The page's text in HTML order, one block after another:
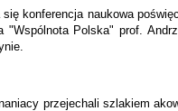
kon­ferencja naukowa
Polska" prof.
przejechali szlakiem